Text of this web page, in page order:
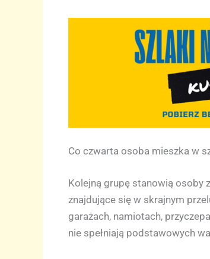
Co czwarta osoba mieszka w
Kolejną grupę stanowią osoby
znajdujące się w skrajnym
garażach, namiotach,
nie spełniają podstawowych